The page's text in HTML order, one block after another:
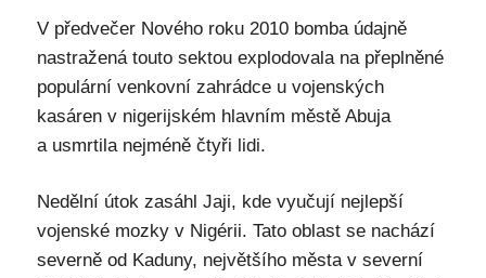
V předvečer Nového roku 2010 bomba údajně
nastražená touto sektou explodovala na přeplněné
populární venkovní zahrádce u vojenských
kasáren v nigerijském hlavním městě Abuja
a usmrtila nejméně čtyři lidi.
Nedělní útok zasáhl Jaji, kde vyučují nejlepší
vojenské mozky v Nigérii. Tato oblast se nachází
severně od Kaduny, největšího města v severní